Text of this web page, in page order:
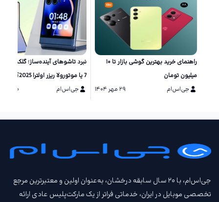
راهنمای خرید بهترین گوشی بازار تا ۱۰
میلیون تومان
جی‌اس‌ام
۲۹ مهر ۱۴۰۴
نبرد تاشو‌های آینده‌ساز؛ گلکسی زد
7 یا موتورولا ریزر اولترا 2025؟
جی‌اس‌ام
۲۰ مرداد ۱۴۰۴
جی‌اس‌ام، با ۲۰ سال سابقه درخشان، به‌عنوان اولین و معتبرترین مرجع
تخصصی موبایل در ایران، خدماتی فراتر از یک مارکت‌پلیس عادی ارائه